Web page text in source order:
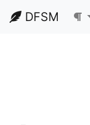
DFSM